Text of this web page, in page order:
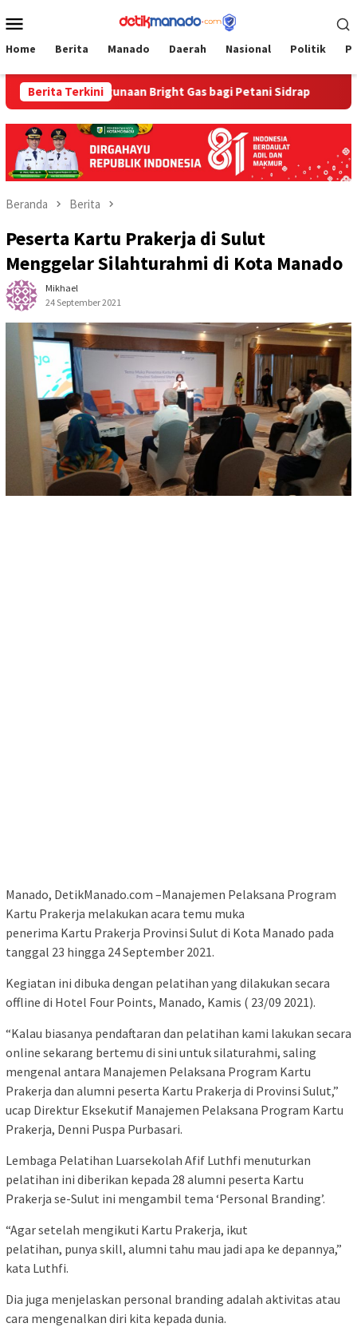
ke
Mobile
Home Berita Manado Daerah Nasional Politik
Berita TerkiniBright Gas bagi Petani Sidrap Lapas Bitung
Beranda Berita
Peserta Kartu Prakerja di Sulut
Menggelar Silahturahmi di Kota Manado
Mikhael
24 September 2021
Manado, DetikManado.com –Manajemen Pelaksana Program
Kartu Prakerja melakukan acara temu muka
penerima Kartu Prakerja Provinsi Sulut di Kota Manado pada
tanggal 23 hingga 24 September 2021.
Kegiatan ini dibuka dengan pelatihan yang dilakukan secara
offline di Hotel Four Points, Manado, Kamis ( 23/09 2021).
“Kalau biasanya pendaftaran dan pelatihan kami lakukan secara
online sekarang bertemu di sini untuk silaturahmi, saling
mengenal antara Manajemen Pelaksana Program Kartu
Prakerja dan alumni peserta Kartu Prakerja di Provinsi Sulut,”
ucap Direktur Eksekutif Manajemen Pelaksana Program Kartu
Prakerja, Denni Puspa Purbasari.
Lembaga Pelatihan Luarsekolah Afif Luthfi menuturkan
pelatihan ini diberikan kepada 28 alumni peserta Kartu
Prakerja se-Sulut ini mengambil tema ‘Personal Branding’.
“Agar setelah mengikuti Kartu Prakerja, ikut
pelatihan, punya skill, alumni tahu mau jadi apa ke depannya,”
kata Luthfi.
Dia juga menjelaskan personal branding adalah aktivitas atau
cara mengenalkan diri kita kepada dunia.